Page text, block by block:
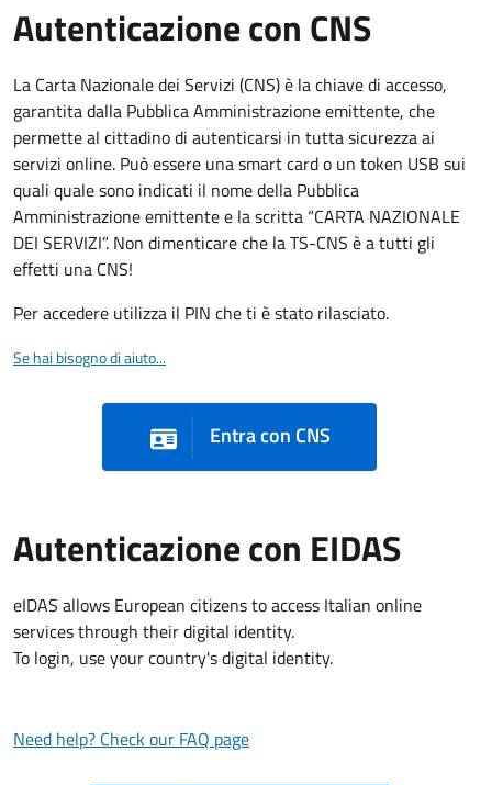
Autenticazione con CNS
La Carta Nazionale dei Servizi (CNS) è la chiave di accesso,
garantita dalla Pubblica Amministrazione emittente, che
permette al cittadino di autenticarsi in tutta sicurezza ai
servizi online. Può essere una smart card o un token USB sui
quali quale sono indicati il nome della Pubblica
Amministrazione emittente e la scritta “CARTA NAZIONALE
DEI SERVIZI”. Non dimenticare che la TS-CNS è a tutti gli
effetti una CNS!
Per accedere utilizza il PIN che ti è stato rilasciato.
Se hai bisogno di aiuto...
Entra con CNS
Autenticazione con EIDAS
eIDAS allows European citizens to access Italian online
services through their digital identity.
To login, use your country's digital identity.
Need help? Check our FAQ page